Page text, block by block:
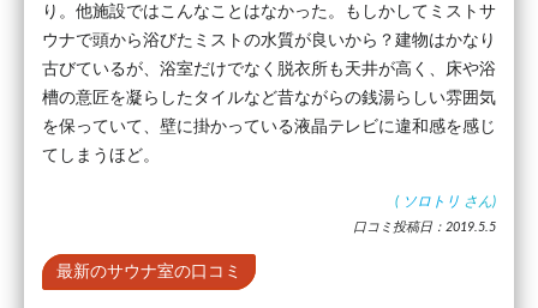
り。他施設ではこんなことはなかった。もしかしてミストサ
ウナで頭から浴びたミストの水質が良いから？建物はかなり
古びているが、浴室だけでなく脱衣所も天井が高く、床や浴
槽の意匠を凝らしたタイルなど昔ながらの銭湯らしい雰囲気
を保っていて、壁に掛かっている液晶テレビに違和感を感じ
てしまうほど。
( ソロトリ さん)
口コミ投稿日：2019.5.5
最新のサウナ室の口コミ